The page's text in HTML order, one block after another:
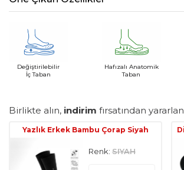
Değiştirilebilir
İç Taban
Hafızalı Anatomik
Taban
Birlikte alın, indirim fırsatından
Yazlık Erkek Bambu Çorap Siyah
Renk: SIYAH